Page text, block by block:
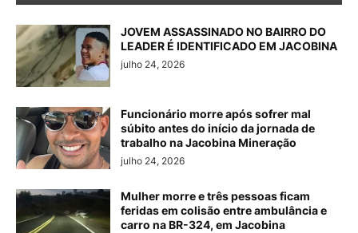
JOVEM ASSASSINADO NO BAIRRO DO
LEADER É IDENTIFICADO EM JACOBINA
julho 24, 2026
Funcionário morre após sofrer mal
súbito antes do início da jornada de
trabalho na Jacobina Mineração
julho 24, 2026
Mulher morre e três pessoas ficam
feridas em colisão entre ambulância e
carro na BR-324, em Jacobina